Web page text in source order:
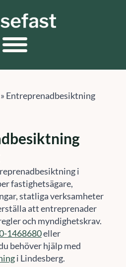
Entreprenadbesiktning
i
fastighetsägare,
statliga verksamheter
att entreprenader
och myndighetskrav.
1468680eller
behöver hjälp med
i Lindesberg.